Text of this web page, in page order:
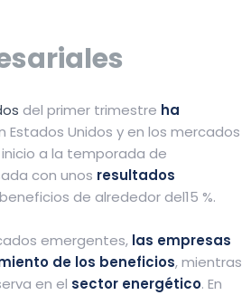
del primer trimestre ha
Estados Unidos y en los mercados
a la temporada de
con unos resultados
de alrededor del15 %.
emergentes, las empresas
de los beneficios, mientras
en el sector energético. En